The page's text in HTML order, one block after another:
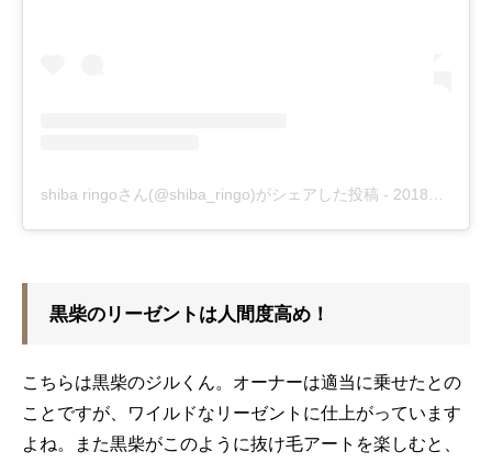
shiba ringoさん(@shiba_ringo)がシェアした投稿 - 2018年 9月月23日午前1時35分PDT
黒柴のリーゼントは人間度高め！
こちらは黒柴のジルくん。オーナーは適当に乗せたとの
ことですが、ワイルドなリーゼントに仕上がっています
よね。また黒柴がこのように抜け毛アートを楽しむと、